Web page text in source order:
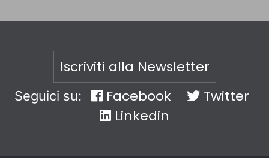
Iscriviti alla Newsletter
Seguici su: Facebook
Twitter
Linkedin